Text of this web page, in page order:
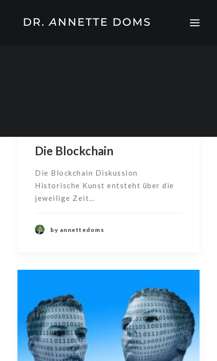
Die Blockchain
Die Blockchain Diskussion
Historische Kunst entsteht über die
jeweilige Zeit…
by annettedoms